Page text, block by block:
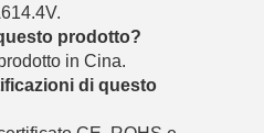
prodotto?
in Cina.
di questo